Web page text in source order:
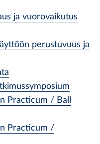
ja vuorovaikutus
perustuvuus ja
Practicum / Ball
Practicum /